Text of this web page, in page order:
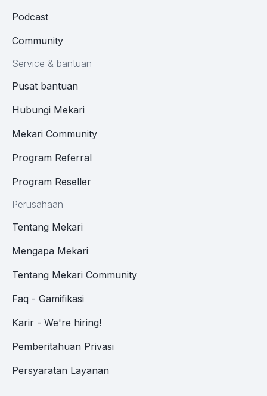
Podcast
Community
Service & bantuan
Pusat bantuan
Hubungi Mekari
Mekari Community
Program Referral
Program Reseller
Perusahaan
Tentang Mekari
Mengapa Mekari
Tentang Mekari Community
Faq - Gamifikasi
Karir - We're hiring!
Pemberitahuan Privasi
Persyaratan Layanan